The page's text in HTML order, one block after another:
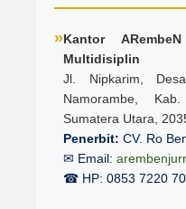
»Kantor
Multidisiplin
Jl. Nipkarim,
Namorambe,
Sumatera Utara,
Penerbit: CV. Ro
✉ Email:
☎ HP: 0853 7220